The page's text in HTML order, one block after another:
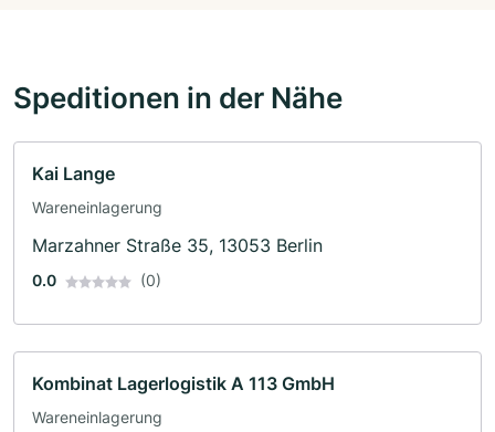
Speditionen in der Nähe
Kai Lange
Wareneinlagerung
Marzahner Straße 35, 13053 Berlin
0.0 (0)
Kombinat Lagerlogistik A 113 GmbH
Wareneinlagerung